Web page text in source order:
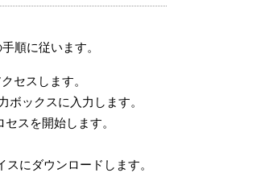
順に従います。
セスします。
ボックスに入力します。
スを開始します。
にダウンロードします。